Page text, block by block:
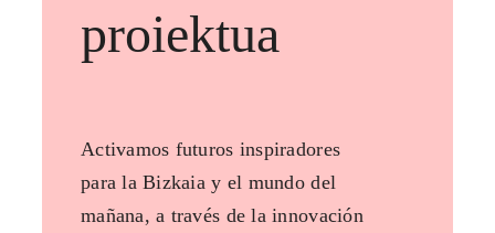
proiektua
Activamos futuros inspiradores
para la Bizkaia y el mundo del
mañana, a través de la innovación